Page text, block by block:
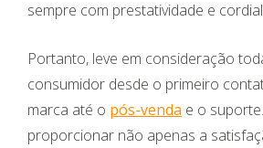
sempre com prestatividade e
Portanto, leve em consideração
consumidor desde o primeiro
marca até o pós-venda e o
proporcionar não apenas a